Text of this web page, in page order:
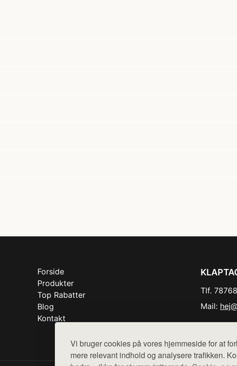
Vi bruger cookies på vores hjemmeside for at
mere relevant indhold og analysere trafikken.
Forside
Produkter
Top Rabatter
Blog
Kontakt
Tlf.
Mail: